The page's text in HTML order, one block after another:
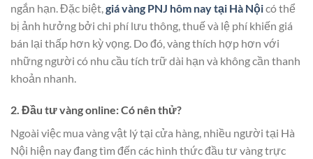
ngắn hạn. Đặc biệt, giá vàng PNJ hôm nay tại Hà Nộicó thể
bị ảnh hưởng bởi chi phí lưu thông, thuế và lệ phí khiến giá
bán lại thấp hơn kỳ vọng. Do đó, vàng thích hợp hơn với
những người có nhu cầu tích trữ dài hạn và không cần thanh
khoản nhanh.
2. Đầu tư vàng online: Có nên thử?
Ngoài việc mua vàng vật lý tại cửa hàng, nhiều người tại Hà
Nội hiện nay đang tìm đến các hình thức đầu tư vàng trực